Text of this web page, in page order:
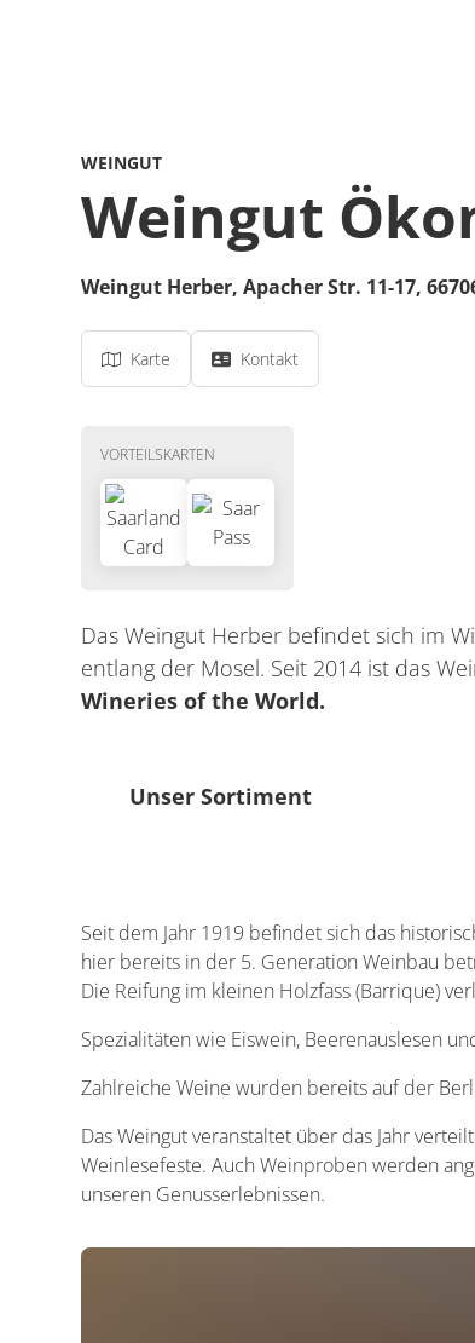
WEINGUT
Weingut
Weingut Herber, Apacher Str. 11-17,
Karte Kontakt
VORTEILSKARTEN
Das Weingut Herber befindet sich im
entlang der Mosel. Seit 2014 ist das
Wineries of the World.
Unser Sortiment
Wein
Seit dem Jahr 1919 befindet sich das
hier bereits in der 5. Generation Weinbau
Die Reifung im kleinen Holzfass (Barrique)
Spezialitäten wie Eiswein, Beerenauslesen
Zahlreiche Weine wurden bereits auf der
Das Weingut veranstaltet über das Jahr
Weinlesefeste. Auch Weinproben werden
unseren Genusserlebnissen.